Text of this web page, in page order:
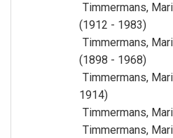
Timmermans,
(1912 - 1983)
Timmermans,
(1898 - 1968)
Timmermans,
1914)
Timmermans,
Timmermans,